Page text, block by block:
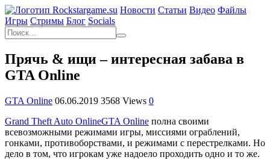
Новости Статьи Видео Файлы
Игры Cтримы Блог Socials
Прячь & ищи – интересная забава в
GTA Online
GTA Online 06.06.2019 3568 Views 0
Grand Theft Auto OnlineGTA Online полна своими
всевозможными режимами игры, миссиями ограблений,
гонками, противоборствами, и режимами с перестрелками. Но
дело в том, что игрокам уже надоело проходить одно и то же.